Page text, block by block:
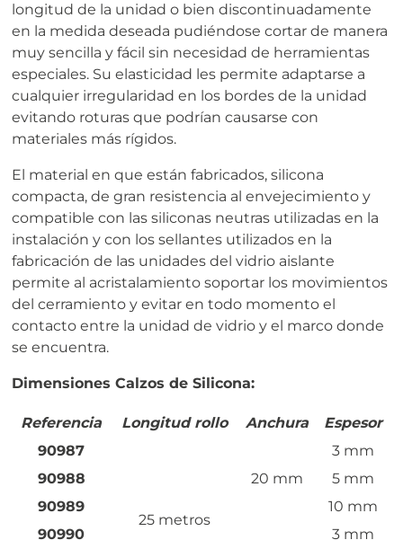
longitud de la unidad o bien discontinuadamente
en la medida deseada pudiéndose cortar de manera
muy sencilla y fácil sin necesidad de herramientas
especiales. Su elasticidad les permite adaptarse a
cualquier irregularidad en los bordes de la unidad
evitando roturas que podrían causarse con
materiales más rígidos.
El material en que están fabricados, silicona
compacta, de gran resistencia al envejecimiento y
compatible con las siliconas neutras utilizadas en la
instalación y con los sellantes utilizados en la
fabricación de las unidades del vidrio aislante
permite al acristalamiento soportar los movimientos
del cerramiento y evitar en todo momento el
contacto entre la unidad de vidrio y el marco donde
se encuentra.
Dimensiones Calzos de Silicona:
Referencia Longitud rollo Anchura
Espesor
90987
25 metros
20 mm
3 mm
90988
5 mm
90989
10 mm
90990
3 mm